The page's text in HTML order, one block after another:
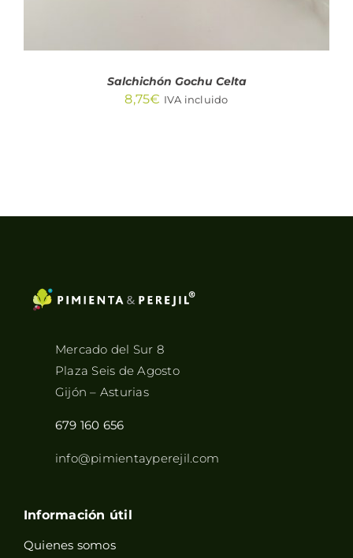
Salchichón Gochu Celta
8,75€ IVA incluido
Mercado del Sur 8
Plaza Seis de Agosto
Gijón – Asturias
679 160 656
info@pimientayperejil.com
Información útil
Quienes somos